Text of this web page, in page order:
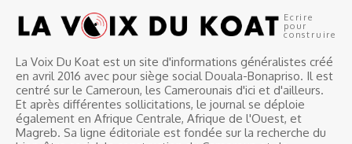
Ecrire
pour
construire
La Voix Du Koat est un site d'informations généralistes créé
en avril 2016 avec pour siège social Douala-Bonapriso. Il est
centré sur le Cameroun, les Camerounais d'ici et d'ailleurs.
Et après différentes sollicitations, le journal se déploie
également en Afrique Centrale, Afrique de l'Ouest, et
Magreb. Sa ligne éditoriale est fondée sur la recherche du